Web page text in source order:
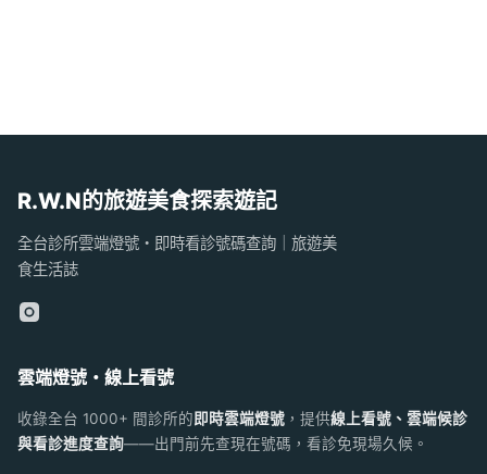
R.W.N的旅遊美食探索遊記
全台診所雲端燈號・即時看診號碼查詢｜旅遊美
食生活誌
雲端燈號・線上看號
收錄全台 1000+ 間診所的即時雲端燈號 ，提供線上看號、雲端候診
與看診進度查詢——出門前先查現在號碼，看診免現場久候。